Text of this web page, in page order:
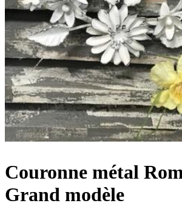
Couronne métal
Grand modèle